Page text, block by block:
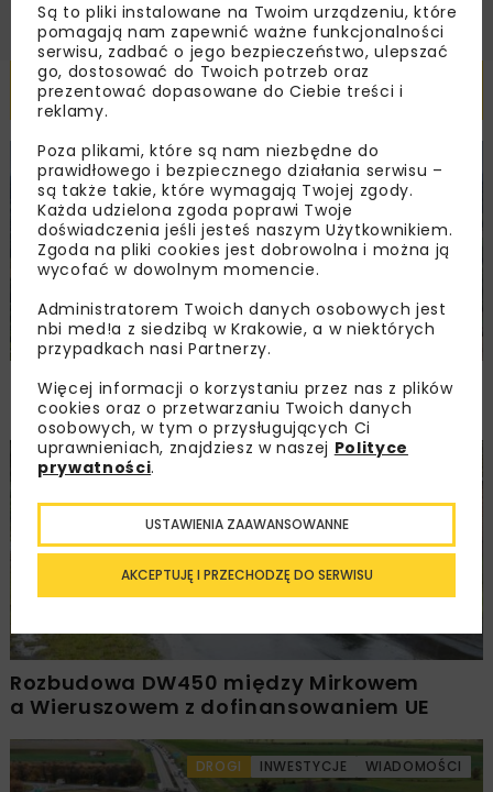
Powiązane artykuły
KOLEJ WIADOMOŚCI INWESTYCJE
PKP PLK ogłosiły przetarg na odcinek Gdów
– Szczyrzyc projektu Podłęże–Piekiełko
Rozbudowa DW450 między Mirkowem
a Wieruszowem z dofinansowaniem UE
DROGI INWESTYCJE WIADOMOŚCI
Są to pliki instalowane na Twoim urządzeniu, które
pomagają nam zapewnić ważne funkcjonalności
serwisu, zadbać o jego bezpieczeństwo, ulepszać
go, dostosować do Twoich potrzeb oraz
prezentować dopasowane do Ciebie treści i
reklamy.
Poza plikami, które są nam niezbędne do
prawidłowego i bezpiecznego działania serwisu –
są także takie, które wymagają Twojej zgody.
Każda udzielona zgoda poprawi Twoje
doświadczenia jeśli jesteś naszym Użytkownikiem.
Zgoda na pliki cookies jest dobrowolna i można ją
wycofać w dowolnym momencie.
Administratorem Twoich danych osobowych jest
nbi med!a z siedzibą w Krakowie, a w niektórych
przypadkach nasi Partnerzy.
Więcej informacji o korzystaniu przez nas z plików
cookies oraz o przetwarzaniu Twoich danych
osobowych, w tym o przysługujących Ci
uprawnieniach, znajdziesz w naszej Polityce
prywatności.
AKCEPTUJĘ I PRZECHODZĘ DO SERWISU
USTAWIENIA ZAAWANSOWANNE